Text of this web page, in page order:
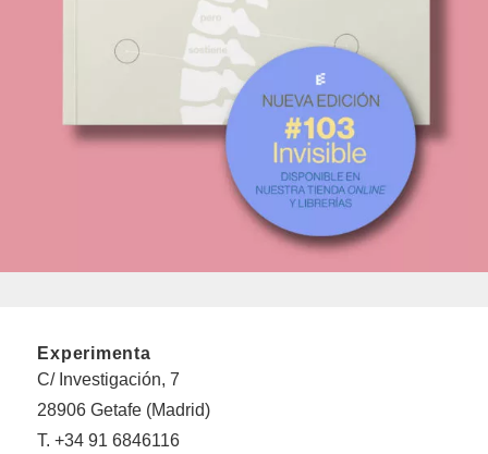
Experimenta
C/ Investigación, 7
28906 Getafe (Madrid)
T. +34 91 6846116